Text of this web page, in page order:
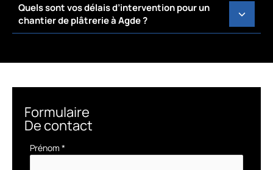
Quels sont vos délais d’intervention pour un
chantier de plâtrerie à Agde ?
Formulaire
De contact
Formulaire
Prénom *